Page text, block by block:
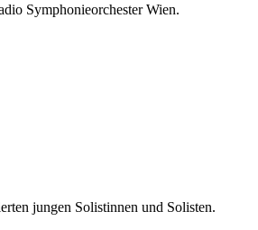
Symphonieorchester Wien.
jungen Solistinnen und Solisten.